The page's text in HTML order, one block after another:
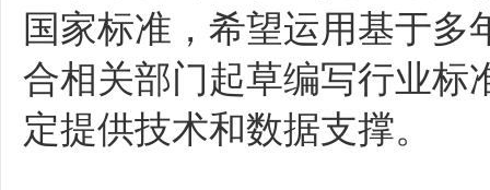
国家标准，希望运用基于
合相关部门起草编写行业标
定提供技术和数据支撑。